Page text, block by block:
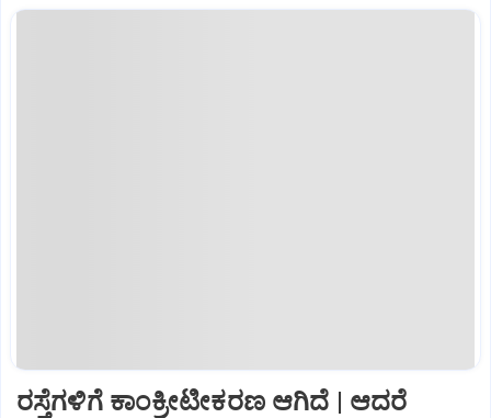
ರಸ್ತೆಗಳಿಗೆ ಕಾಂಕ್ರೀಟೀಕರಣ ಆಗಿದೆ | ಆದರೆ